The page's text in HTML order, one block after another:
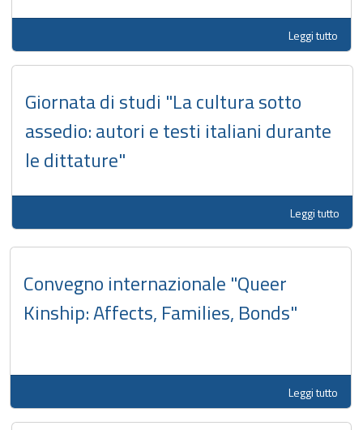
Leggi tutto
Giornata di studi "La cultura sotto
assedio: autori e testi italiani durante
le dittature"
Leggi tutto
Convegno internazionale "Queer
Kinship: Affects, Families, Bonds"
Leggi tutto